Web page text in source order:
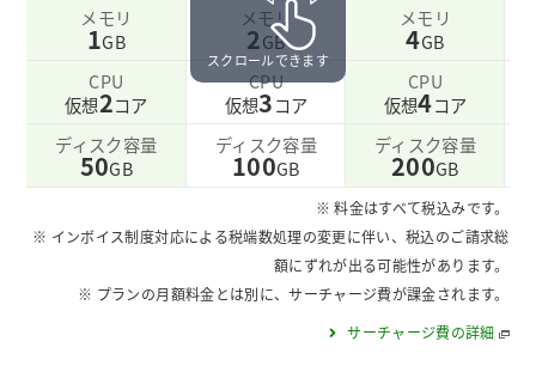
スクロールできます
メモリ
1GB
メモリ
2GB
メモリ
4GB
CPU
仮想2コア
CPU
仮想3コア
CPU
仮想4コア
ディスク容量
50GB
ディスク容量
100GB
ディスク容量
200GB
※ 料金はすべて税込みです。
※ インボイス制度対応による税端数処理の変更に伴い、税込のご請求総
額にずれが出る可能性があります。
※ プランの月額料金とは別に、サーチャージ費が課金されます。
サーチャージ費の詳細